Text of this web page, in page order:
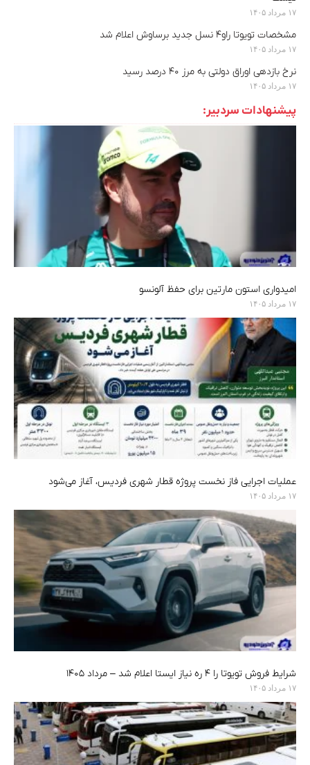
۱۷ مرداد ۱۴۰۵
مشخصات تویوتا راو۴ نسل جدید برساوش اعلام شد
۱۷ مرداد ۱۴۰۵
نرخ بازدهی اوراق دولتی به مرز ۴۰ درصد رسید
۱۷ مرداد ۱۴۰۵
پیشنهادات سردبیر:
امیدواری استون مارتین برای حفظ آلونسو
۱۷ مرداد ۱۴۰۵
عملیات اجرایی فاز نخست پروژه قطار شهری فردیس، آغاز می‌شود
۱۷ مرداد ۱۴۰۵
شرایط فروش تویوتا را ۴ ره نیاز ایستا اعلام شد – مرداد ۱۴۰۵
۱۷ مرداد ۱۴۰۵